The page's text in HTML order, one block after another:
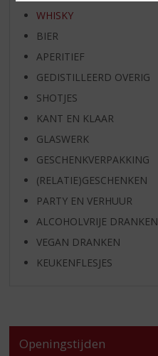
WHISKY
BIER
APERITIEF
GEDISTILLEERD OVERIG
SHOTJES
KANT EN KLAAR
GLASWERK
GESCHENKVERPAKKING
(RELATIE)GESCHENKEN
PARTY EN VERHUUR
ALCOHOLVRIJE DRANKEN
VEGAN DRANKEN
KEUKENFLESJES
Openingstijden